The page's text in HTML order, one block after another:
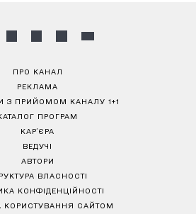
ПРО КАНАЛ
РЕКЛАМА
З ПРИЙОМОМ КАНАЛУ 1+1
ПРОГРАМ
КАР’ЄРА
ВЕДУЧІ
АВТОРИ
ВЛАСНОСТІ
КОНФІДЕНЦІЙНОСТІ
КОРИСТУВАННЯ САЙТОМ